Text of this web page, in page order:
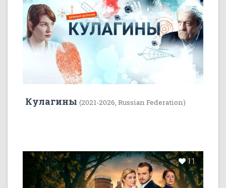
Кулагины (2021-2026, Russian Federation)
11